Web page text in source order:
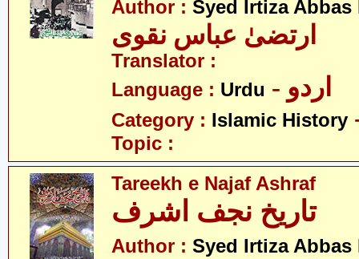
Author : Syed Irtiza Abbas
ارتضیٰ عباس نقوی
Translator :
Language : Urdu - اردو
Category : Islamic History
Topic :
Tareekh e Najaf Ashraf
تاریخ نجف اشرف
Author : Syed Irtiza Abbas